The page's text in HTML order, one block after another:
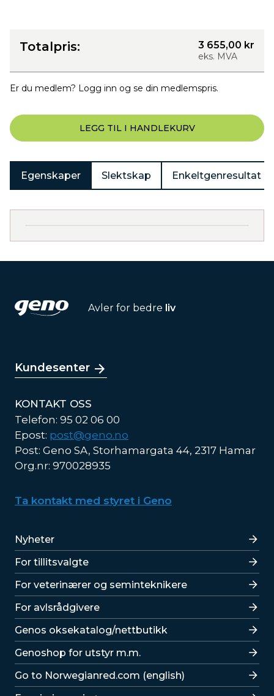
Totalpris: 3 655,00 kr
eks. MVA
Er du medlem? Logg inn og se din medlemspris.
LEGG TIL I HANDLEKURV
Egenskaper Slektskap Enkeltgenresultat
Avler for bedre liv
Kundesenter
KONTAKT OSS
Telefon: 95 02 06 00
Epost: post@geno.no
Post: Geno SA, Storhamargata 44, 2317 Hamar
Org.nr: 970028935
Ta kontakt med styret i Geno
Lenker
Nyheter
For tillitsvalgte
For veterinærer og seminteknikere
For avlsrådgivere
Lenker
Genos oksekatalog/nettbutikk
Genoshop for utstyr m.m.
Go to Norwegianred.com (english)